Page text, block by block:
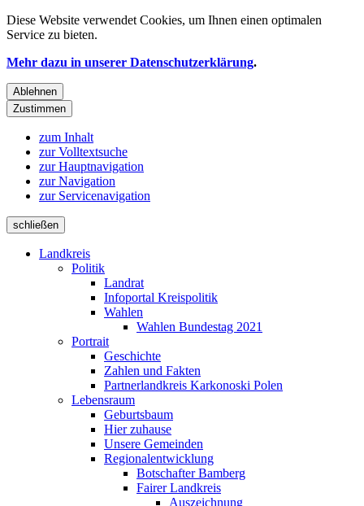
Diese Website verwendet Cookies, um Ihnen einen optimalen
Service zu bieten.
Mehr dazu in unserer Datenschutzerklärung.
Ablehnen
Zustimmen
zum Inhalt
zur Volltextsuche
zur Hauptnavigation
zur Navigation
zur Servicenavigation
schließen
Landkreis
Politik
Landrat
Infoportal Kreispolitik
Wahlen
Wahlen Bundestag 2021
Portrait
Geschichte
Zahlen und Fakten
Partnerlandkreis Karkonoski Polen
Lebensraum
Geburtsbaum
Hier zuhause
Unsere Gemeinden
Regionalentwicklung
Botschafter Bamberg
Fairer Landkreis
Auszeichnung